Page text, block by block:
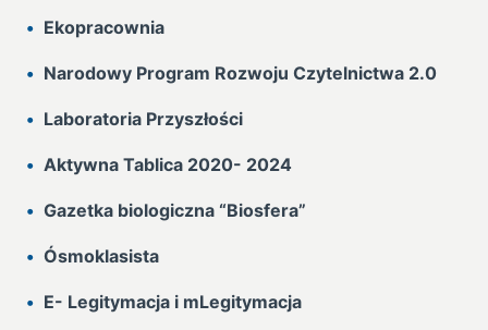
Ekopracownia
Narodowy Program Rozwoju Czytelnictwa 2.0
Laboratoria Przyszłości
Aktywna Tablica 2020- 2024
Gazetka biologiczna “Biosfera”
Ósmoklasista
E- Legitymacja i mLegitymacja